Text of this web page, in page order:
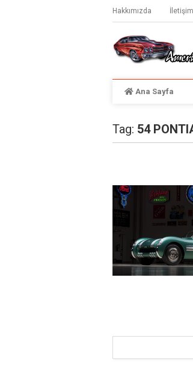
Hakkımızda İletişim
Ana Sayfa
Tag: 54